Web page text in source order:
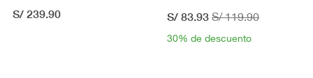
S/ 239.90 S/ 83.93 S/ 119.90
30% de descuento